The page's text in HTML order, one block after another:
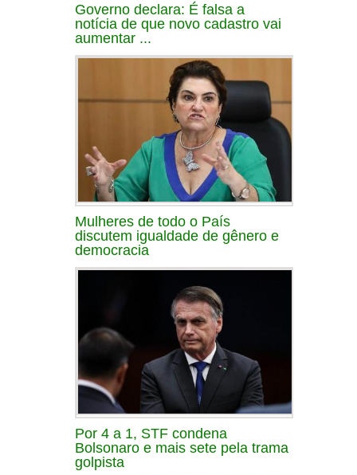
Governo declara: É falsa a
notícia de que novo cadastro vai
aumentar ...
Mulheres de todo o País
discutem igualdade de gênero e
democracia
Por 4 a 1, STF condena
Bolsonaro e mais sete pela trama
golpista